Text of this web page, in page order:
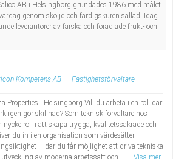
Salico AB i Helsingborg grundades 1986 med målet
genom sköljd och färdigskuren sallad. Idag
leverantörer av färska och förädlade frukt- och
Kompetens AB Fastighetsförvaltare
Properties i Helsingborg Vill du arbeta i en roll där
gör skillnad? Som teknisk förvaltare hos
nyckelroll i att skapa trygga, kvalitetssäkrade och
du in i en organisation som värdesätter
– där du får möjlighet att driva tekniska
av moderna arbetssätt och ...
Visa mer